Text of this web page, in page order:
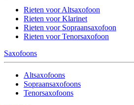
Rieten voor Altsaxofoon
Rieten voor Klarinet
Rieten voor Sopraansaxofoon
Rieten voor Tenorsaxofoon
Saxofoons
Altsaxofoons
Sopraansaxofoons
Tenorsaxofoons